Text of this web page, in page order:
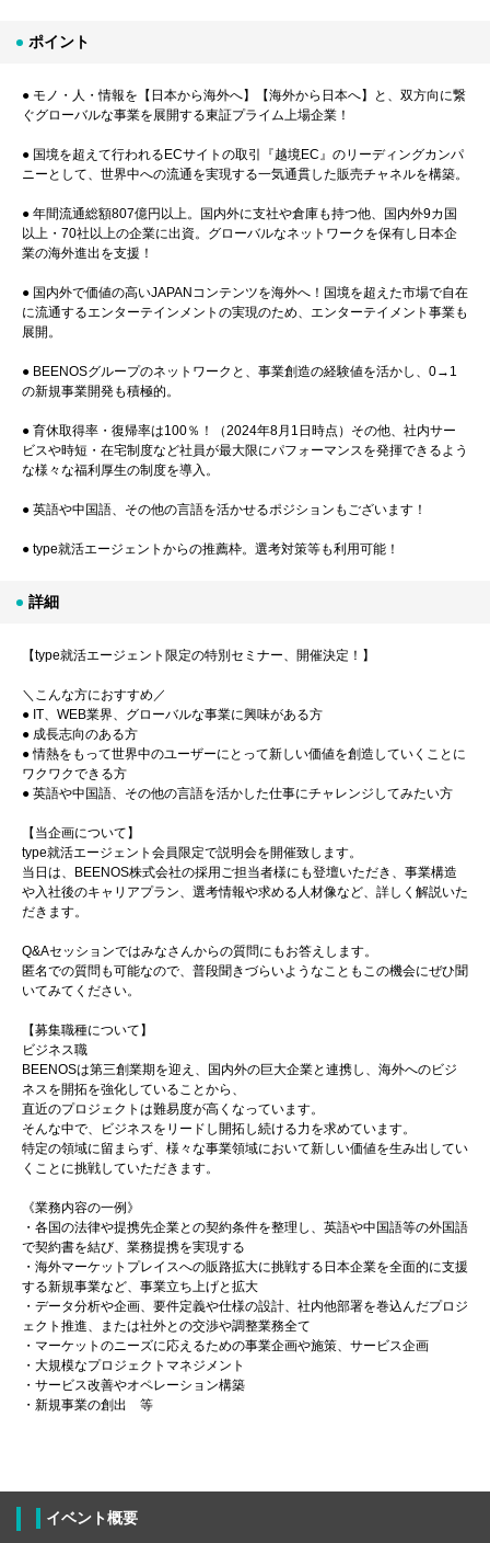
ポイント
● モノ・人・情報を【日本から海外へ】【海外から日本へ】と、双方向に繋
ぐグローバルな事業を展開する東証プライム上場企業！
● 国境を超えて行われるECサイトの取引『越境EC』のリーディングカンパ
ニーとして、世界中への流通を実現する一気通貫した販売チャネルを構築。
● 年間流通総額807億円以上。国内外に支社や倉庫も持つ他、国内外9カ国
以上・70社以上の企業に出資。グローバルなネットワークを保有し日本企
業の海外進出を支援！
● 国内外で価値の高いJAPANコンテンツを海外へ！国境を超えた市場で自在
に流通するエンターテインメントの実現のため、エンターテイメント事業も
展開。
● BEENOSグループのネットワークと、事業創造の経験値を活かし、0→1
の新規事業開発も積極的。
● 育休取得率・復帰率は100％！（2024年8月1日時点）その他、社内サー
ビスや時短・在宅制度など社員が最大限にパフォーマンスを発揮できるよう
な様々な福利厚生の制度を導入。
● 英語や中国語、その他の言語を活かせるポジションもございます！
● type就活エージェントからの推薦枠。選考対策等も利用可能！
詳細
【type就活エージェント限定の特別セミナー、開催決定！】
＼こんな方におすすめ／
● IT、WEB業界、グローバルな事業に興味がある方
● 成長志向のある方
● 情熱をもって世界中のユーザーにとって新しい価値を創造していくことに
ワクワクできる方
● 英語や中国語、その他の言語を活かした仕事にチャレンジしてみたい方
【当企画について】
type就活エージェント会員限定で説明会を開催致します。
当日は、BEENOS株式会社の採用ご担当者様にも登壇いただき、事業構造
や入社後のキャリアプラン、選考情報や求める人材像など、詳しく解説いた
だきます。
Q&Aセッションではみなさんからの質問にもお答えします。
匿名での質問も可能なので、普段聞きづらいようなこともこの機会にぜひ聞
いてみてください。
【募集職種について】
ビジネス職
BEENOSは第三創業期を迎え、国内外の巨大企業と連携し、海外へのビジ
ネスを開拓を強化していることから、
直近のプロジェクトは難易度が高くなっています。
そんな中で、ビジネスをリードし開拓し続ける力を求めています。
特定の領域に留まらず、様々な事業領域において新しい価値を生み出してい
くことに挑戦していただきます。
《業務内容の一例》
・各国の法律や提携先企業との契約条件を整理し、英語や中国語等の外国語
で契約書を結び、業務提携を実現する
・海外マーケットプレイスへの販路拡大に挑戦する日本企業を全面的に支援
する新規事業など、事業立ち上げと拡大
・データ分析や企画、要件定義や仕様の設計、社内他部署を巻込んだプロジ
ェクト推進、または社外との交渉や調整業務全て
・マーケットのニーズに応えるための事業企画や施策、サービス企画
・大規模なプロジェクトマネジメント
・サービス改善やオペレーション構築
・新規事業の創出 等
イベント概要